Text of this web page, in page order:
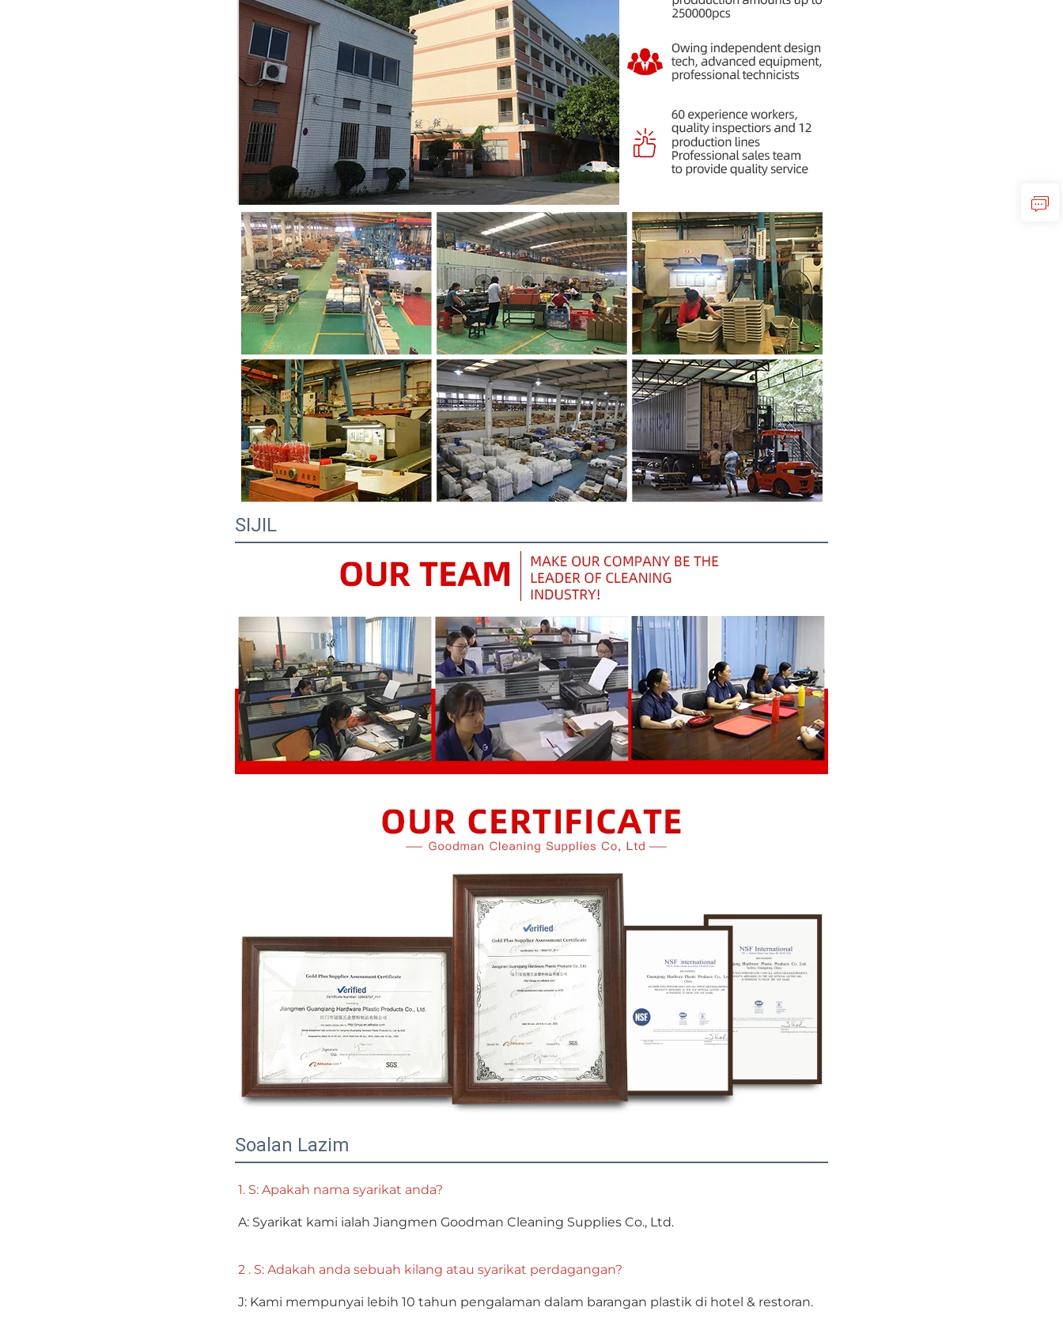
SIJIL
Soalan Lazim
1. S: Apakah nama syarikat anda?
A: Syarikat kami ialah Jiangmen Goodman Cleaning Supplies Co., Ltd.
2 . S: Adakah anda sebuah kilang atau syarikat perdagangan?
J: Kami mempunyai lebih 10 tahun pengalaman dalam barangan plastik di hotel & restoran.